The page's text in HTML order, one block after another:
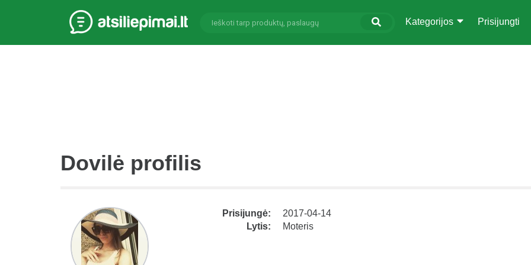
Kategorijos Prisijungti
Dovilė profilis
Prisijungė:
2017-04-14
Lytis:
Moteris